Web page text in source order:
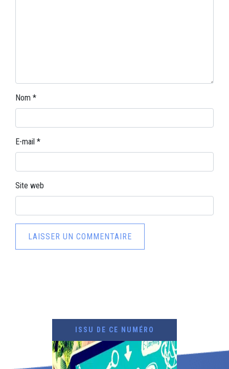
Nom *
E-mail *
Site web
ISSU DE CE NUMÉRO